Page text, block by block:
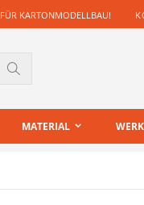
KARTONMODELLBAU!
MATERIAL